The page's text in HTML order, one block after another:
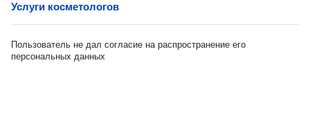
Услуги косметологов
Пользователь не дал согласие на распространение его
персональных данных